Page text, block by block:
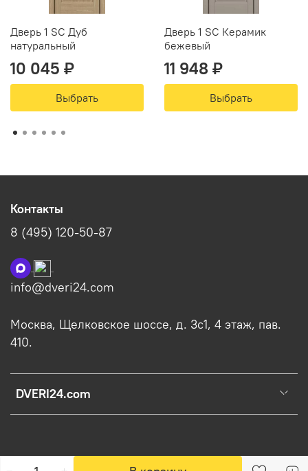
Дверь 1 SC Дуб
натуральный
10 045 ₽
Выбрать
Дверь 1 SC Керамик
бежевый
11 948 ₽
Выбрать
DVERI24.com
Контакты
8 (495) 120-50-87
info@dveri24.com
Москва, Щелковское шоссе, д. 3с1, 4 этаж, пав.
410.